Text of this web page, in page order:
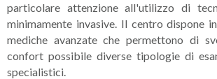
particolare attenzione all'utilizzo di
minimamente invasive. Il centro dispone
mediche avanzate che permettono di
confort possibile diverse tipologie di
specialistici.